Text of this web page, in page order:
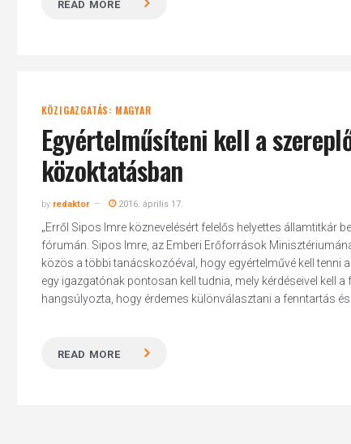
READ MORE
KÖZIGAZGATÁS: MAGYAR
Egyértelműsíteni kell a
közoktatásban
by redaktor 2016. április 17.
„Erről Sipos Imre köznevelésért felelős helyettes
fórumán. Sipos Imre, az Emberi Erőforrások
közös a többi tanácskozóéval, hogy egyértelművé kell tenni
egy igazgatónak pontosan kell tudnia, mely kérdéseivel kell
hangsúlyozta, hogy érdemes különválasztani a fenntartás
READ MORE